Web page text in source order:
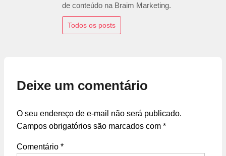
de conteúdo na Braim Marketing.
Todos os posts
Deixe um comentário
O seu endereço de e-mail não será publicado.
Campos obrigatórios são marcados com *
Comentário *